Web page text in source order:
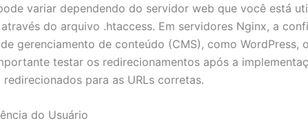
variar dependendo do servidor web que você está
do arquivo .htaccess. Em servidores Nginx, a
gerenciamento de conteúdo (CMS), como WordPress,
testar os redirecionamentos após a
para as URLs corretas.
do Usuário